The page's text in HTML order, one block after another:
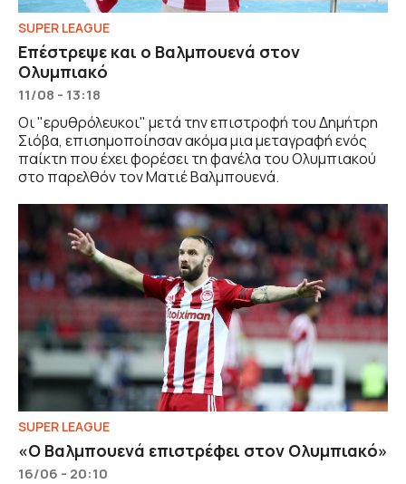
SUPER LEAGUE
Επέστρεψε και ο Βαλμπουενά στον
Ολυμπιακό
11/08 - 13:18
Οι "ερυθρόλευκοι" μετά την επιστροφή του Δημήτρη
Σιόβα, επισημοποίησαν ακόμα μια μεταγραφή ενός
παίκτη που έχει φορέσει τη φανέλα του Ολυμπιακού
στο παρελθόν τον Ματιέ Βαλμπουενά.
SUPER LEAGUE
«Ο Βαλμπουενά επιστρέφει στον Ολυμπιακό»
16/06 - 20:10